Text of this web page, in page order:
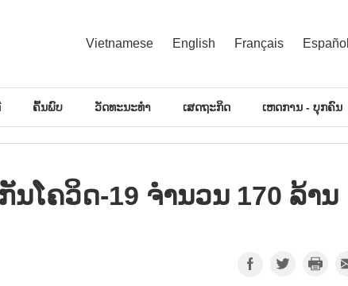
Vietnamese English Français
ຄົ້ນພົບ ວັດທະນະທຳ ເສດຖະກິດ ເຫດການ - ບຸກຄົນ
ໂຄວິດ-19 ຈຳນວນ 170 ລ້ານ